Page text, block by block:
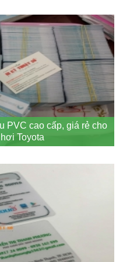
PVC cao cấp, giá rẻ cho
Toyota